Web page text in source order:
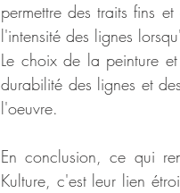
permettre des traits fins
l'intensité des lignes
Le choix de la peinture
durabilité des lignes et
l'oeuvre.
En conclusion, ce qui
Kulture, c'est leur lien